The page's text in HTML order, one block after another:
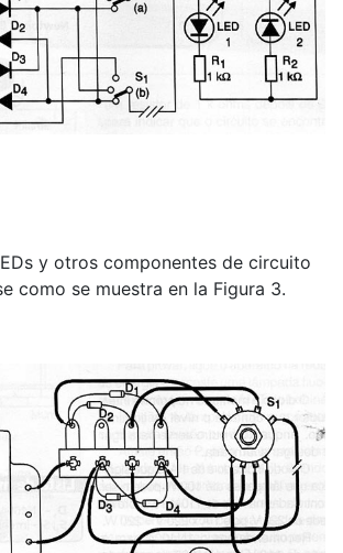
y otros componentes de circuito
como se muestra en la Figura 3.